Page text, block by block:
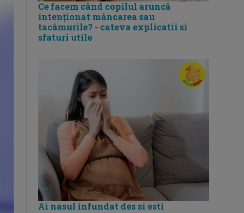
Ce facem când copilul aruncă
intenționat mâncarea sau
tacâmurile? - cateva explicatii si
sfaturi utile
Ai nasul infundat des si esti